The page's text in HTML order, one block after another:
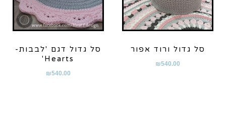
סל גדול ורוד אפור
₪540.00
סל גדול דגם 'לבבות-
Hearts'
₪540.00